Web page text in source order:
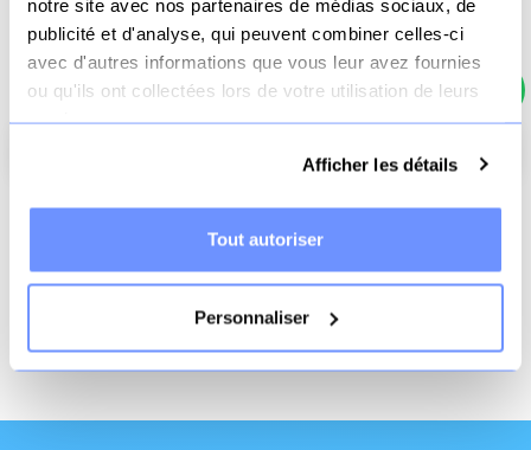
notre site avec nos partenaires de médias sociaux, de
publicité et d'analyse, qui peuvent combiner celles-ci
avec d'autres informations que vous leur avez fournies
ou qu'ils ont collectées lors de votre utilisation de leurs
services.
Afficher les détails
Tout autoriser
Personnaliser
Total HT 2491.67 €
Total TVA 498.33 €
Total TTC 2990 €
Livraison offerte Paiement
sécurisé